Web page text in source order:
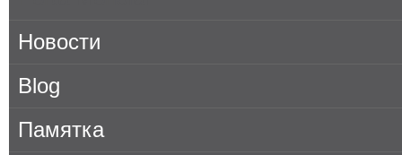
Новости
Blog
Памятка